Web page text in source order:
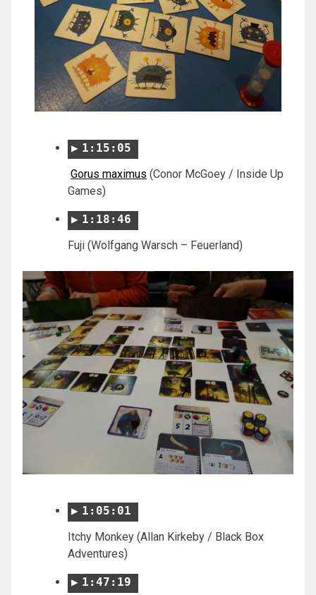
1:15:05
Gorus maximus (Conor McGoey / Inside Up
Games)
1:18:46
Fuji (Wolfgang Warsch – Feuerland)
1:05:01
Itchy Monkey (Allan Kirkeby / Black Box
Adventures)
1:47:19